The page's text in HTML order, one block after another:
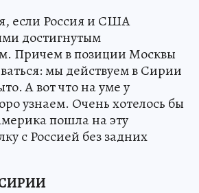
если Россия и США
достигнутым
Причем в позиции Москвы
мы действуем в Сирии
А вот что на уме у
узнаем. Очень хотелось бы
пошла на эту
с Россией без задних